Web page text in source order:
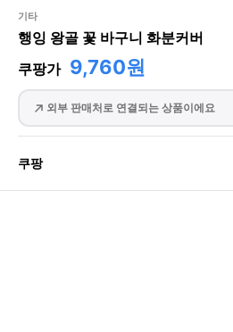
기타
행잉 왕골 꽃 바구니 화분커버
쿠팡가 9,760원
외부 판매처로 연결되는 상품이에요
쿠팡